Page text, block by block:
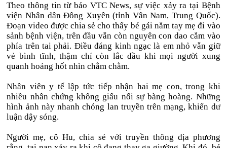
Theo thông tin từ báo VTC News, sự việc xảy ra tại Bệnh
viện Nhân dân Đông Xuyên (tỉnh Vân Nam, Trung Quốc).
Đoạn video được chia sẻ cho thấy bé gái nắm tay mẹ đi vào
sảnh bệnh viện, trên đầu vẫn còn nguyên con dao cắm vào
phía trên tai phải. Điều đáng kinh ngạc là em nhỏ vẫn giữ
vẻ bình tĩnh, thậm chí còn lắc đầu khi mọi người xung
quanh hoảng hốt nhìn chằm chằm.
Nhân viên y tế lập tức tiếp nhận hai mẹ con, trong khi
nhiều nhân chứng không giấu nổi sự bàng hoàng. Những
hình ảnh này nhanh chóng lan truyền trên mạng, khiến dư
luận dậy sóng.
Người mẹ, cô Hu, chia sẻ với truyền thông địa phương